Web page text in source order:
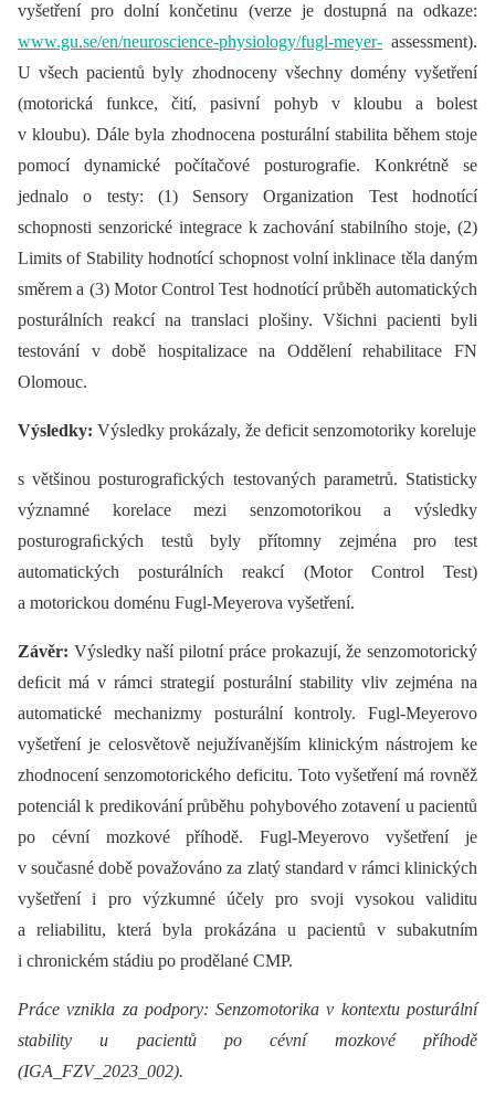
vyšetření pro dolní končetinu (verze je dostupná na odkaze:
www.gu.se/en/neuroscience-physiology/fugl-meyer- assessment).
U všech pacientů byly zhodnoceny všechny domény vyšetření
(motorická funkce, čití, pasivní pohyb v kloubu a bolest
v kloubu). Dále byla zhodnocena posturální stabilita během stoje
pomocí dynamické počítačové posturografie. Konkrétně se
jednalo o testy: (1) Sensory Organization Test hodnotící
schopnosti senzorické integrace k zachování stabilního stoje, (2)
Limits of Stability hodnotící schopnost volní inklinace těla daným
směrem a (3) Motor Control Test hodnotící průběh automatických
posturálních reakcí na translaci plošiny. Všichni pacienti byli
testování v době hospitalizace na Oddělení rehabilitace FN
Olomouc.
Výsledky: Výsledky prokázaly, že deficit senzomotoriky koreluje
s většinou posturografických testovaných parametrů. Statisticky
významné korelace mezi senzomotorikou a výsledky
posturograﬁckých testů byly přítomny zejména pro test
automatických posturálních reakcí (Motor Control Test)
a motorickou doménu Fugl-Meyerova vyšetření.
Závěr: Výsledky naší pilotní práce prokazují, že senzomotorický
deﬁcit má v rámci strategií posturální stability vliv zejména na
automatické mechanizmy posturální kontroly. Fugl-Meyerovo
vyšetření je celosvětově nejužívanějším klinickým nástrojem ke
zhodnocení senzomotorického deficitu. Toto vyšetření má rovněž
potenciál k predikování průběhu pohybového zotavení u pacientů
po cévní mozkové příhodě. Fugl-Meyerovo vyšetření je
v současné době považováno za zlatý standard v rámci klinických
vyšetření i pro výzkumné účely pro svoji vysokou validitu
a reliabilitu, která byla prokázána u pacientů v subakutním
i chronickém stádiu po prodělané CMP.
Práce vznikla za podpory: Senzomotorika v kontextu posturální
stability u pacientů po cévní mozkové příhodě
(IGA_FZV_2023_002).